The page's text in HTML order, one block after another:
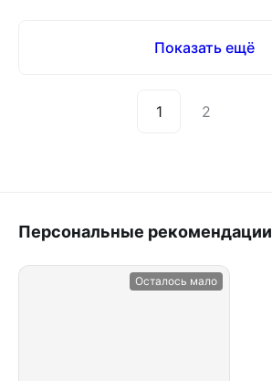
Показать ещё
1 2
Персональные рекомендации
Осталось мало